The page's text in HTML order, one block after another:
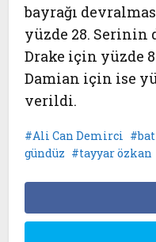
bayrağı
yüzde 28.
Drake için yüzde
Damian için ise
verildi.
Ali Can Demirci
gündüz
tayyar özkan